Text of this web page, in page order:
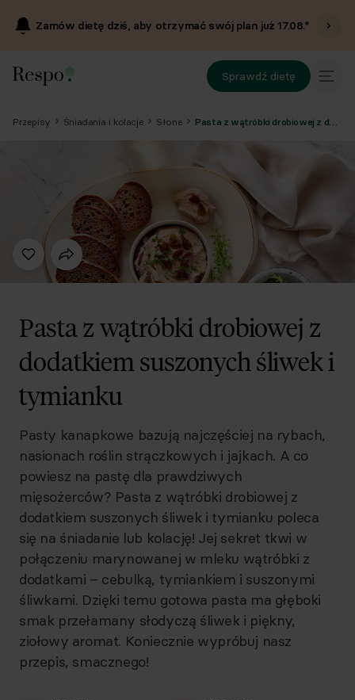
Zamów dietę dziś, aby otrzymać swój plan już17.08.*
Sprawdź dietę
Przepisy Śniadania i kolacje Słone
Pasta z wątróbki drobiowej z
dodatkiem suszonych śliwek i
tymianku
Pasty kanapkowe bazują najczęściej na rybach,
nasionach roślin strączkowych i jajkach. A co
powiesz na pastę dla prawdziwych
mięsożerców? Pasta z wątróbki drobiowej z
dodatkiem suszonych śliwek i tymianku poleca
się na śniadanie lub kolację! Jej sekret tkwi w
połączeniu marynowanej w mleku wątróbki z
dodatkami – cebulką, tymiankiem i suszonymi
śliwkami. Dzięki temu gotowa pasta ma głęboki
smak przełamany słodyczą śliwek i piękny,
ziołowy aromat. Koniecznie wypróbuj nasz
przepis, smacznego!